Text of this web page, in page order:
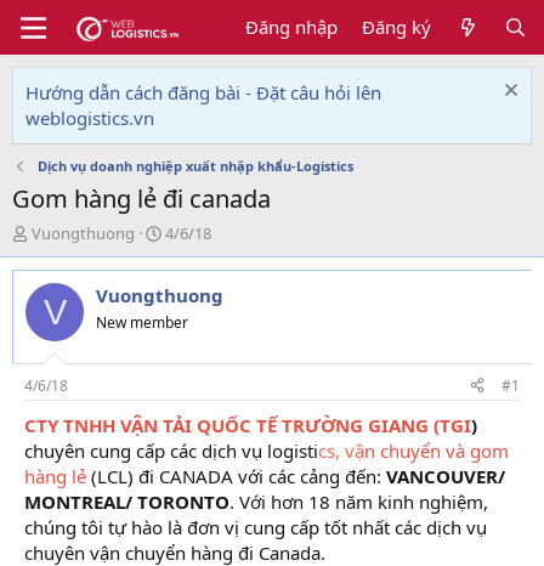
Đăng nhập Đăng ký
Hướng dẫn cách đăng bài - Đặt câu hỏi lên
weblogistics.vn
Dịch vụ doanh nghiệp xuất nhập khẩu-Logistics
Gom hàng lẻ đi canada
T
h
r
e
d
s
t
a
r
t
e
r
Vuongthuong
N
g
à
y
g
i
4/6/18
V Vuongthuong
New member
4/6/18 #1
CTY TNHH VẬN TẢI QUỐC TẾ TRƯỜNG GIANG (TGI)
chuyên cung cấp các dịch vụ logistics, vận chuyển và gom
hàng lẻ (LCL) đi CANADA với các cảng đến: VANCOUVER/
MONTREAL/ TORONTO. Với hơn 18 năm kinh nghiệm,
chúng tôi tự hào là đơn vị cung cấp tốt nhất các dịch vụ
chuyên vận chuyển hàng đi Canada.